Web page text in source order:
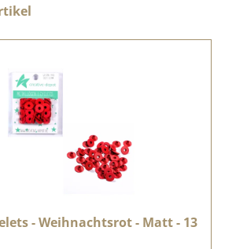
überspringen
- Weihnachtsrot - Matt - 13